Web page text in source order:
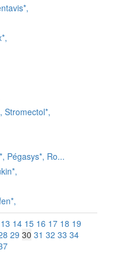
Stromectol*,
Pégasys*, Ro...
13 14 15 16 17 18 19
29 30 31 32 33 34